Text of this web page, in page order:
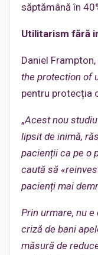
săptămână în
Utilitarism fără
Daniel
the protection of
pentru protecția
„Acest nou
lipsit de inimă,
pacienții ca pe o
caută să
pacienți mai
Prin urmare, nu
criză de bani
măsură de